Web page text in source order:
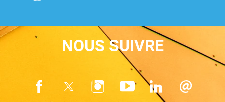
NOUS SUIVRE